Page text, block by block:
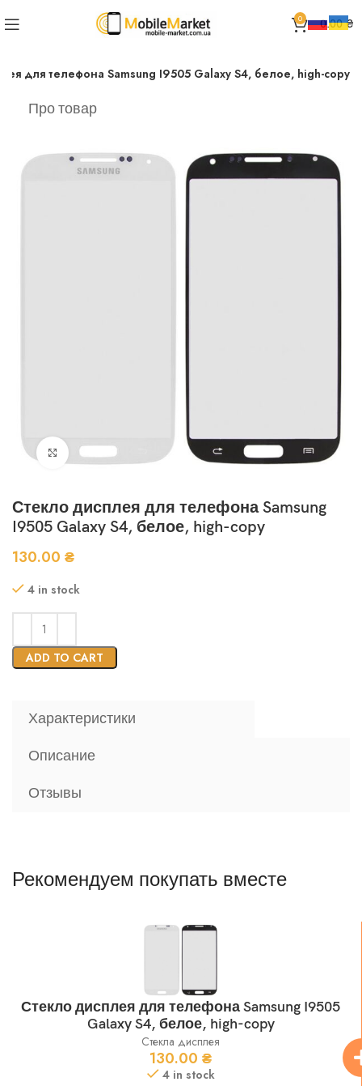
0 0.00₴
для телефона Samsung I9505 Galaxy S4, белое, high-copy
Про товар
Нажмите, чтобы увеличить
Стекло дисплея для телефона Samsung
I9505 Galaxy S4, белое, high-copy
130.00 ₴
4 in stock
ADD TO CART
Характеристики
Описание
Отзывы
Рекомендуем покупать вместе
Стекло дисплея для телефона Samsung I9505
Galaxy S4, белое, high-copy
Стекла дисплея
130.00 ₴
4 in stock